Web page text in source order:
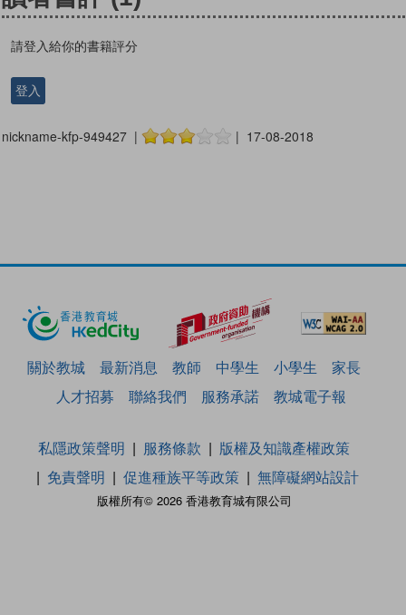
請登入給你的書籍評分
登入
nickname-kfp-949427 | | 17-08-2018
關於教城 最新消息 教師 中學生 小學生
家長
人才招募
聯絡我們 服務承諾 教城電子報
版權所有© 2026 香港教育城有限公司
私隱政策聲明 服務條款
版權及知識產權政策
免責聲明
促進種族平等政策 無障礙網站設計